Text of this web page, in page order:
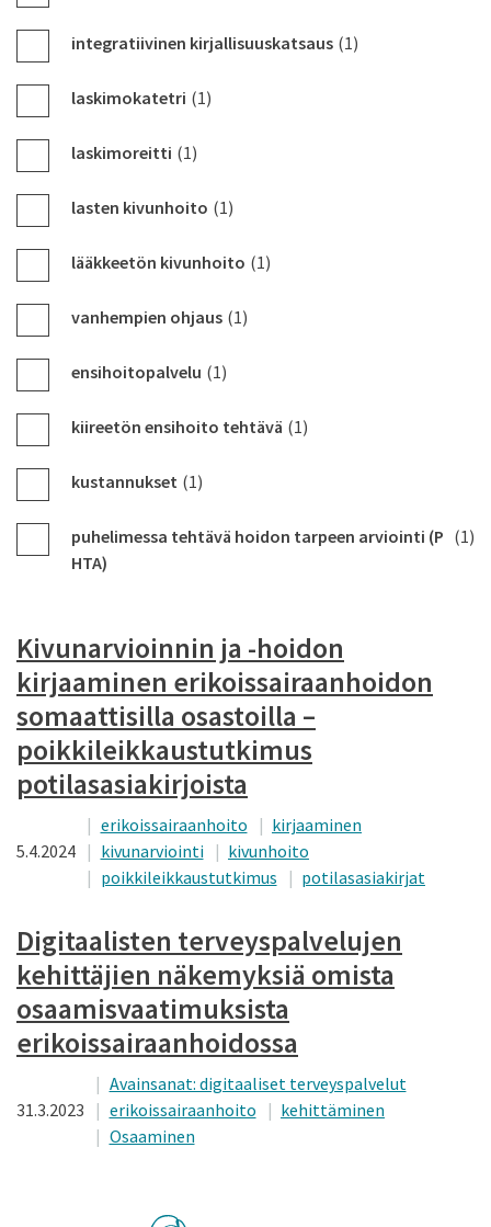
integratiivinen kirjallisuuskatsaus (1)
laskimokatetri (1)
laskimoreitti (1)
lasten kivunhoito (1)
lääkkeetön kivunhoito (1)
vanhempien ohjaus (1)
ensihoitopalvelu (1)
kiireetön ensihoito tehtävä (1)
kustannukset (1)
puhelimessa tehtävä hoidon tarpeen arviointi (P
HTA)
(1)
Kivunarvioinnin ja -hoidon
kirjaaminen erikoissairaanhoidon
somaattisilla osastoilla –
poikkileikkaustutkimus
potilasasiakirjoista
5.4.2024
erikoissairaanhoito
kirjaaminen
kivunarviointi
kivunhoito
poikkileikkaustutkimus
potilasasiakirjat
Digitaalisten terveyspalvelujen
kehittäjien näkemyksiä omista
osaamisvaatimuksista
erikoissairaanhoidossa
31.3.2023
Avainsanat: digitaaliset terveyspalvelut
erikoissairaanhoito
kehittäminen
Osaaminen